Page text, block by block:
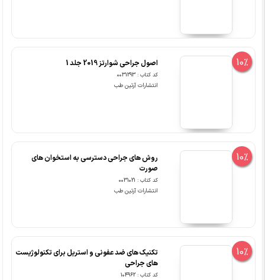
10% اصول جراحی شوارتز 2019 جلد 1
کد کتاب : 0031293
انتشارات آرتین طب
10%
روش های جراحی دسترسی به استخوان های
صورت
کد کتاب : 0031021
انتشارات آرتین طب
10%
تکنیک های ضد عفونی و استریل برای تکنولوژیست
های جراحی
کد کتاب : 104962